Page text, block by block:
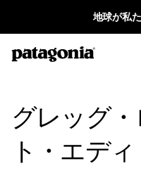
地球が私
グレッグ
ト・エディ